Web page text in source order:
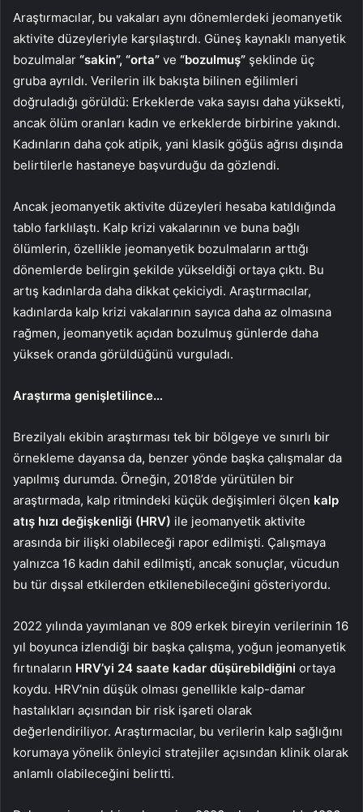
Araştırmacılar, bu vakaları aynı dönemlerdeki jeomanyetik
aktivite düzeyleriyle karşılaştırdı. Güneş kaynaklı manyetik
bozulmalar “sakin”, “orta” ve “bozulmuş” şeklinde üç
gruba ayrıldı. Verilerin ilk bakışta bilinen eğilimleri
doğruladığı görüldü: Erkeklerde vaka sayısı daha yüksekti,
ancak ölüm oranları kadın ve erkeklerde birbirine yakındı.
Kadınların daha çok atipik, yani klasik göğüs ağrısı dışında
belirtilerle hastaneye başvurduğu da gözlendi.
Ancak jeomanyetik aktivite düzeyleri hesaba katıldığında
tablo farklılaştı. Kalp krizi vakalarının ve buna bağlı
ölümlerin, özellikle jeomanyetik bozulmaların arttığı
dönemlerde belirgin şekilde yükseldiği ortaya çıktı. Bu
artış kadınlarda daha dikkat çekiciydi. Araştırmacılar,
kadınlarda kalp krizi vakalarının sayıca daha az olmasına
rağmen, jeomanyetik açıdan bozulmuş günlerde daha
yüksek oranda görüldüğünü vurguladı.
Araştırma genişletilince…
Brezilyalı ekibin araştırması tek bir bölgeye ve sınırlı bir
örnekleme dayansa da, benzer yönde başka çalışmalar da
yapılmış durumda. Örneğin, 2018’de yürütülen bir
araştırmada, kalp ritmindeki küçük değişimleri ölçen kalp
atış hızı değişkenliği (HRV) ile jeomanyetik aktivite
arasında bir ilişki olabileceği rapor edilmişti. Çalışmaya
yalnızca 16 kadın dahil edilmişti, ancak sonuçlar, vücudun
bu tür dışsal etkilerden etkilenebileceğini gösteriyordu.
2022 yılında yayımlanan ve 809 erkek bireyin verilerinin 16
yıl boyunca izlendiği bir başka çalışma, yoğun jeomanyetik
fırtınaların HRV’yi 24 saate kadar düşürebildiğini ortaya
koydu. HRV’nin düşük olması genellikle kalp-damar
hastalıkları açısından bir risk işareti olarak
değerlendiriliyor. Araştırmacılar, bu verilerin kalp sağlığını
korumaya yönelik önleyici stratejiler açısından klinik olarak
anlamlı olabileceğini belirtti.